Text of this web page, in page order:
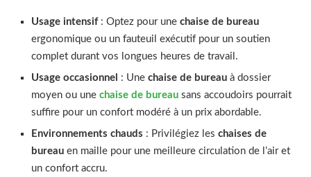
Usage intensif: Optez pour une chaise de bureau
ergonomique ou un fauteuil exécutif pour un soutien
complet durant vos longues heures de travail.
Usage occasionnel : Une chaise de bureau à dossier
moyen ou une chaise de bureau sans accoudoirs pourrait
suffire pour un confort modéré à un prix abordable.
Environnements chauds : Privilégiez les chaises de
bureau en maille pour une meilleure circulation de l’air et
un confort accru.